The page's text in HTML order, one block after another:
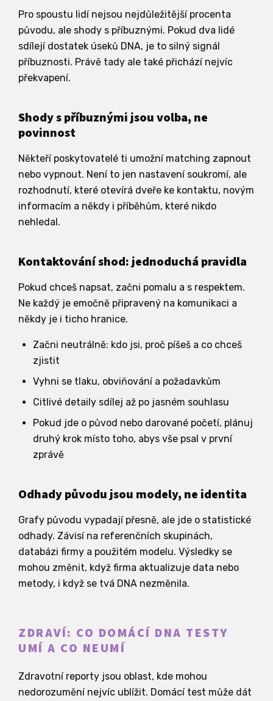
Pro spoustu lidí nejsou nejdůležitější procenta
původu, ale shody s příbuznými. Pokud dva lidé
sdílejí dostatek úseků DNA, je to silný signál
příbuznosti. Právě tady ale také přichází nejvíc
překvapení.
Shody s příbuznými jsou volba, ne
povinnost
Někteří poskytovatelé ti umožní matching zapnout
nebo vypnout. Není to jen nastavení soukromí, ale
rozhodnutí, které otevírá dveře ke kontaktu, novým
informacím a někdy i příběhům, které nikdo
nehledal.
Kontaktování shod: jednoduchá pravidla
Pokud chceš napsat, začni pomalu a s respektem.
Ne každý je emočně připravený na komunikaci a
někdy je i ticho hranice.
Začni neutrálně: kdo jsi, proč píšeš a co chceš
zjistit
Vyhni se tlaku, obviňování a požadavkům
Citlivé detaily sdílej až po jasném souhlasu
Pokud jde o původ nebo darované početí, plánuj
druhý krok místo toho, abys vše psal v první
zprávě
Odhady původu jsou modely, ne identita
Grafy původu vypadají přesně, ale jde o statistické
odhady. Závisí na referenčních skupinách,
databázi firmy a použitém modelu. Výsledky se
mohou změnit, když firma aktualizuje data nebo
metody, i když se tvá DNA nezměnila.
ZDRAVÍ: CO DOMÁCÍ DNA TESTY
UMÍ A CO NEUMÍ
Zdravotní reporty jsou oblast, kde mohou
nedorozumění nejvíc ublížit. Domácí test může dát